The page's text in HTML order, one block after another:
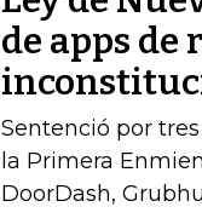
de apps de
Sentenció por
la Primera
DoorDash,